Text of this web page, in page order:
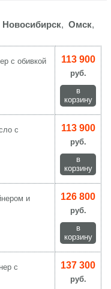
Новосибирск, Омск,
с обивкой
113 900
руб.
в
корзину
с
113 900
руб.
в
корзину
и
126 800
руб.
в
корзину
с
137 300
руб.